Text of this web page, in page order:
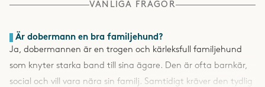
VANLIGA FRÅGOR
Är dobermann en bra familjehund?
Ja, dobermannen är en trogen och kärleksfull familjehund
som knyter starka band till sina ägare. Den är ofta barnkär,
social och vill vara nära sin familj. Samtidigt kräver den tydlig